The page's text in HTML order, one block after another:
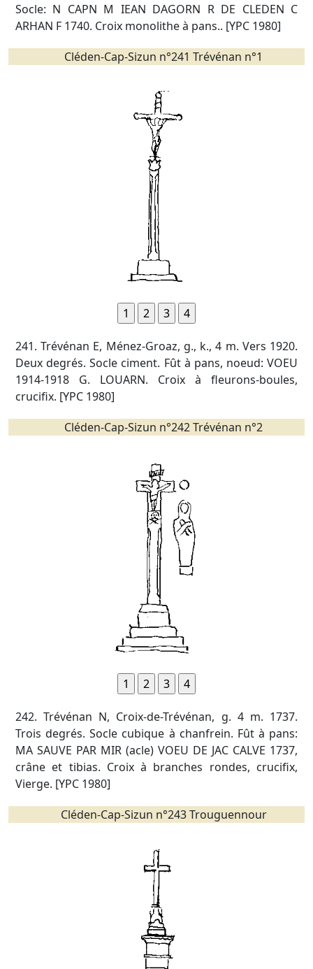
Socle: N CAPN M IEAN DAGORN R DE CLEDEN C
ARHAN F 1740. Croix monolithe à pans.. [YPC 1980]
Cléden-Cap-Sizun n°241 Trévénan n°1
241. Trévénan E, Ménez-Groaz, g., k., 4 m. Vers 1920.
Deux degrés. Socle ciment. Fût à pans, noeud: VOEU
1914-1918 G. LOUARN. Croix à fleurons-boules,
crucifix. [YPC 1980]
Cléden-Cap-Sizun n°242 Trévénan n°2
242. Trévénan N, Croix-de-Trévénan, g. 4 m. 1737.
Trois degrés. Socle cubique à chanfrein. Fût à pans:
MA SAUVE PAR MIR (acle) VOEU DE JAC CALVE 1737,
crâne et tibias. Croix à branches rondes, crucifix,
Vierge. [YPC 1980]
Cléden-Cap-Sizun n°243 Trouguennour